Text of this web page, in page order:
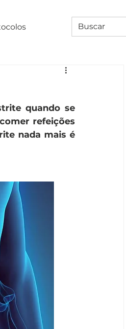
quando se
refeições
nada mais é